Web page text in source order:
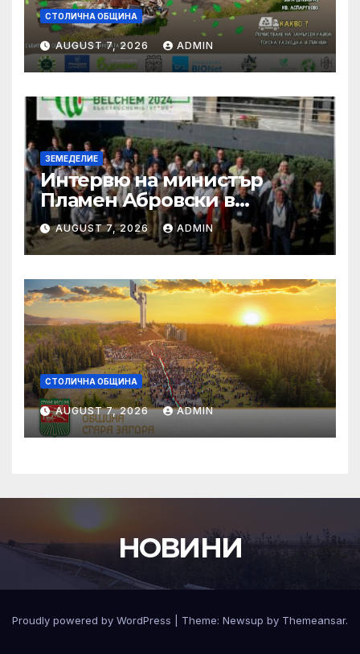
СТОЛИЧНА ОБЩИНА
AUGUST 7, 2026 ADMIN
ЗЕМЕДЕЛИЕ
Интервю на министър
Пламен Абровски в
предаването „Денят на
живо”, NOVA NEWS
AUGUST 7, 2026 ADMIN
СТОЛИЧНА ОБЩИНА
AUGUST 7, 2026 ADMIN
НОВИНИ
Proudly powered by WordPress Theme: Newsup by Themeansar.